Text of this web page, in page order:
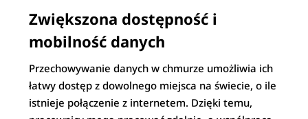
Zwiększona dostępność i
mobilność danych
Przechowywanie danych w chmurze umożliwia ich
łatwy dostęp z dowolnego miejsca na świecie, o ile
istnieje połączenie z internetem. Dzięki temu,